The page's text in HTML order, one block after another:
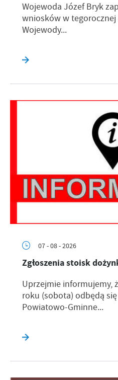
Wojewoda Józef Bryk
wniosków w tegorocznej
Wojewody...
07 - 08 - 2026
Zgłoszenia stoisk
Uprzejmie informujemy,
roku (sobota) odbędą
Powiatowo-Gminne...